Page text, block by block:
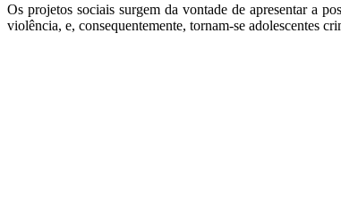
Os projetos sociais surgem da vontade de apresentar a
violência, e, consequentemente, tornam-se adolescentes